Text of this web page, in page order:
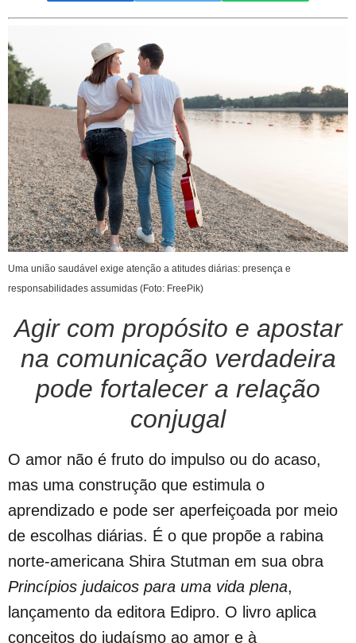
Uma união saudável exige atenção a atitudes diárias: presença e
responsabilidades assumidas (Foto: FreePik)
Agir com propósito e apostar
na comunicação verdadeira
pode fortalecer a relação
conjugal
O amor não é fruto do impulso ou do acaso,
mas uma construção que estimula o
aprendizado e pode ser aperfeiçoada por meio
de escolhas diárias. É o que propõe a rabina
norte-americana Shira Stutman em sua obra
Princípios judaicos para uma vida plena,
lançamento da editora Edipro. O livro aplica
conceitos do judaísmo ao amor e à